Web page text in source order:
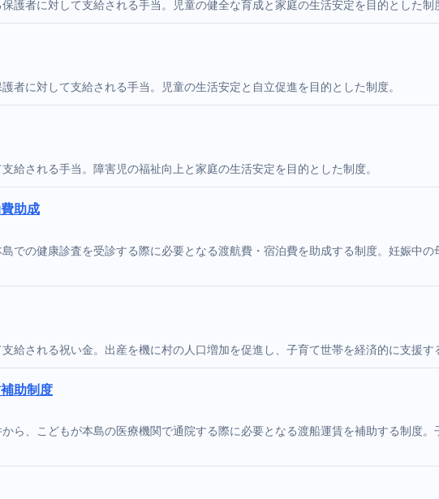
護者に対して支給される手当。児童の健全な育成と家庭の生活安定を目的とした制
者に対して支給される手当。児童の生活安定と自立促進を目的とした制度。
給される手当。障害児の福祉向上と家庭の生活安定を目的とした制度。
助成
での健康診査を受診する際に必要となる渡航費・宿泊費を助成する制度。妊娠中
給される祝い金。出産を機に村の人口増加を促進し、子育て世帯を経済的に支援す
助制度
ら、こどもが本島の医療機関で通院する際に必要となる渡船運賃を補助する制度